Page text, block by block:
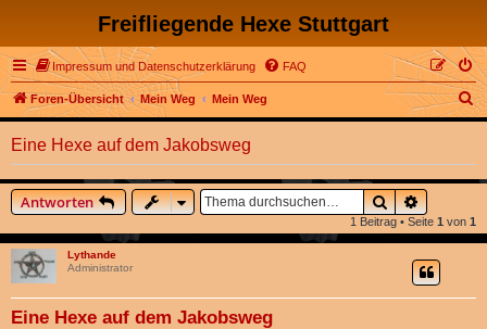
Freifliegende Hexe Stuttgart
Impressum und Datenschutzerklärung FAQ
Foren-Übersicht Mein Weg Mein Weg
S
u
Eine Hexe auf dem Jakobsweg
Antworten Suche
1 Beitrag • Seite 1 von 1
Lythande
Administrator
Eine Hexe auf dem Jakobsweg